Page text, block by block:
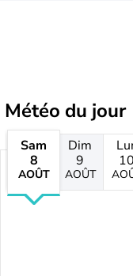
Météo du jour
Sam
8
AOÛT
Dim
9
AOÛT
10